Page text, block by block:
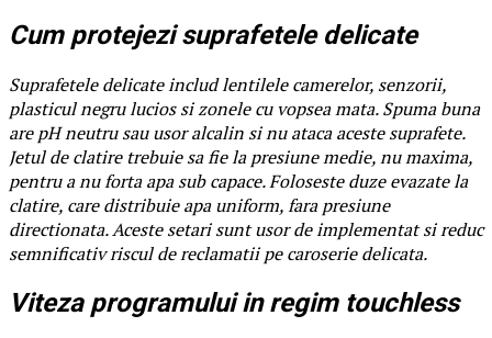
Cum protejezi suprafetele delicate
Suprafetele delicate includ lentilele camerelor, senzorii,
plasticul negru lucios si zonele cu vopsea mata. Spuma buna
are pH neutru sau usor alcalin si nu ataca aceste suprafete.
Jetul de clatire trebuie sa fie la presiune medie, nu maxima,
pentru a nu forta apa sub capace. Foloseste duze evazate la
clatire, care distribuie apa uniform, fara presiune
directionata. Aceste setari sunt usor de implementat si reduc
semnificativ riscul de reclamatii pe caroserie delicata.
Viteza programului in regim touchless